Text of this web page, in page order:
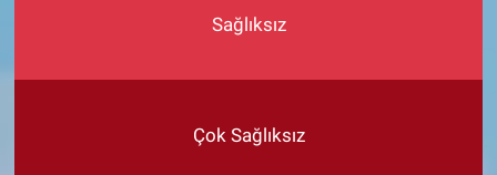
Sağlıksız
Çok Sağlıksız